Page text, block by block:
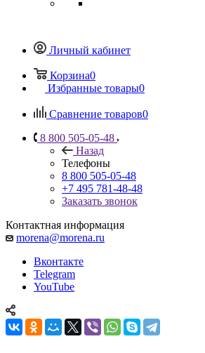
Личный кабинет
Корзина0
Избранные товары0
Сравнение товаров0
8 800 505-05-48
Назад
Телефоны
8 800 505-05-48
+7 495 781-48-48
Заказать звонок
Контактная информация
morena@morena.ru
Вконтакте
Telegram
YouTube